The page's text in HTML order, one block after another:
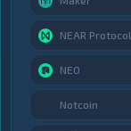
NEAR Protocol
NEO
Notcoin